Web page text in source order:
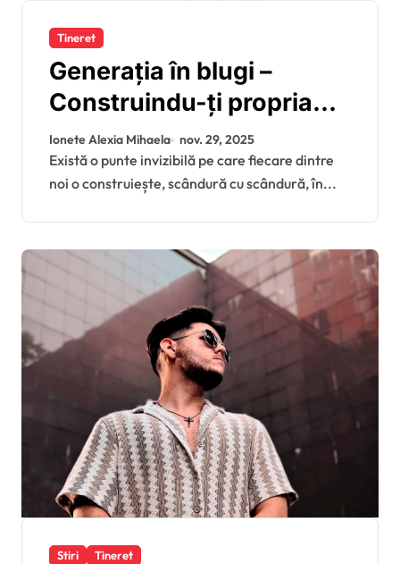
Tineret
Generația în blugi –
Construindu-ți propria
punte spre lumină
Ionete Alexia Mihaela nov. 29, 2025
Există o punte invizibilă pe care fiecare dintre
noi o construiește, scândură cu scândură, în...
Stiri Tineret